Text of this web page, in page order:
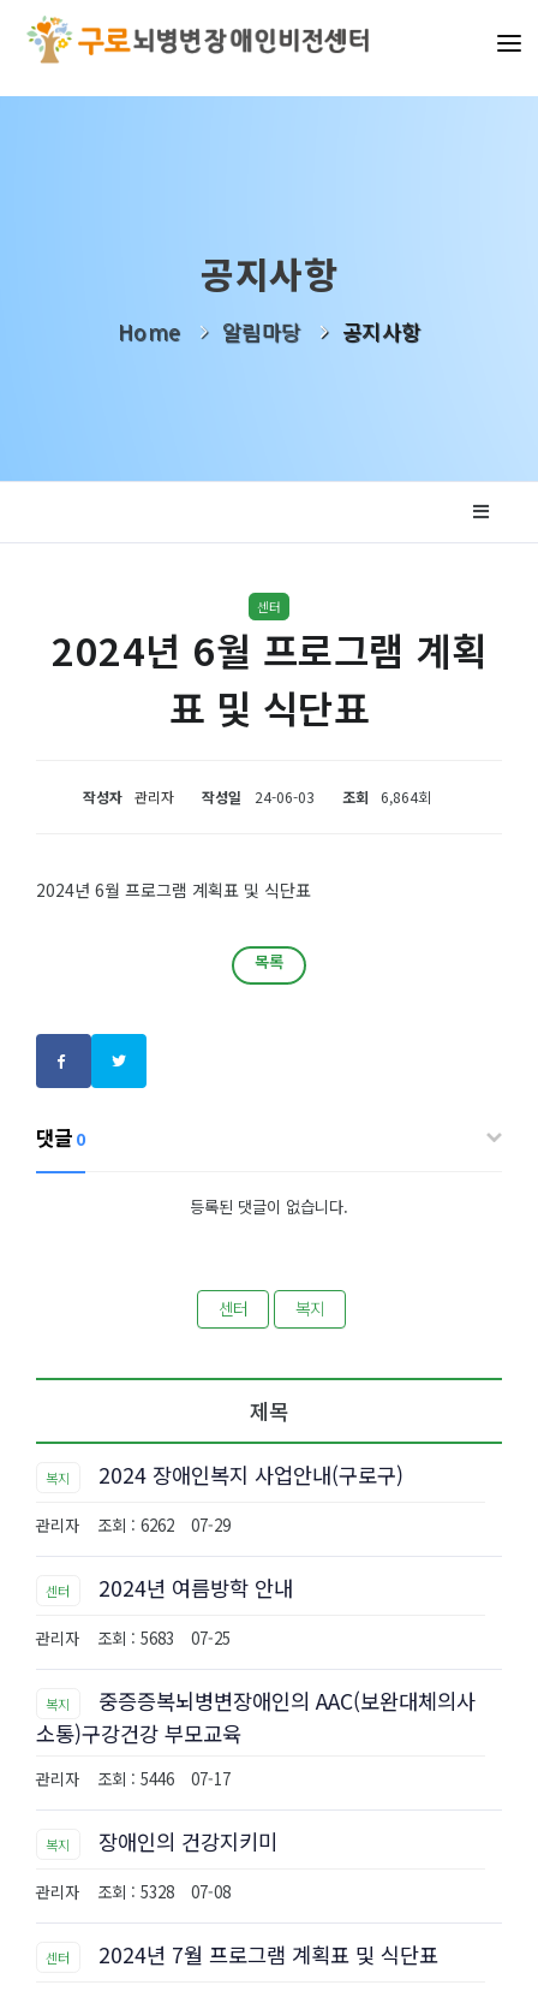
기관소개
공지사항
Home 알림마당 공지사항
센터
2024년 6월 프로그램 계획
표 및 식단표
작성자 관리자 작성일 24-06-03 조회 6,864회
2024년 6월 프로그램 계획표 및 식단표
목록
댓글 0
등록된 댓글이 없습니다.
센터 복지
제목
복지 2024 장애인복지 사업안내(구로구)
관리자 조회 : 6262 07-29
센터 2024년 여름방학 안내
관리자 조회 : 5683 07-25
복지
중증증복뇌병변장애인의 AAC(보완대체의사
소통)구강건강 부모교육
관리자 조회 : 5446 07-17
복지 장애인의 건강지키미
관리자 조회 : 5328 07-08
센터 2024년 7월 프로그램 계획표 및 식단표